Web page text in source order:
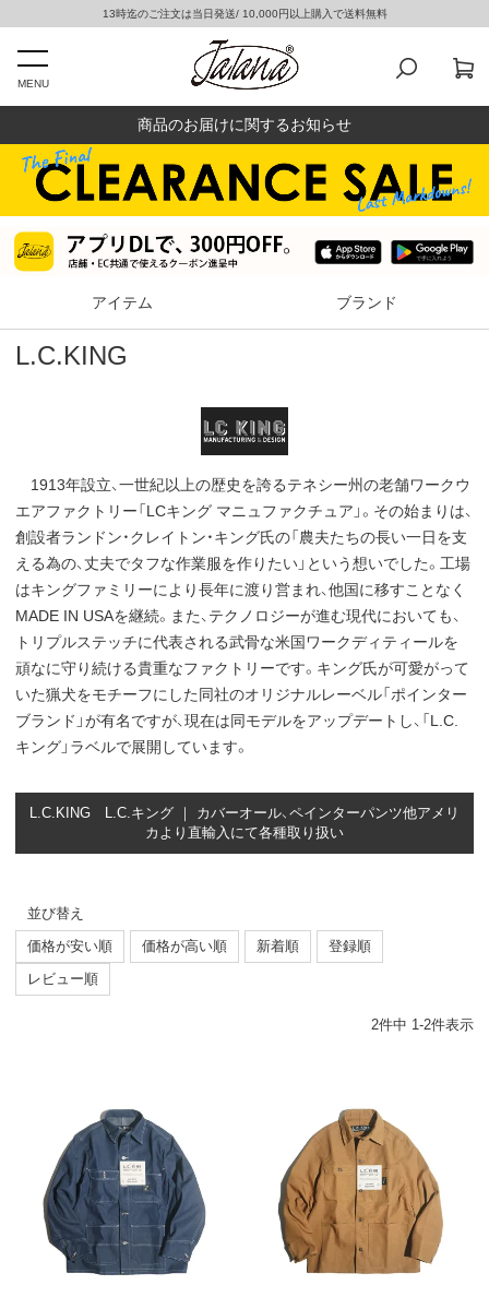
13時迄のご注文は当日発送/ 10,000円以上購入で送料無料
MENU
商品のお届けに関するお知らせ
アイテム ブランド
L.C.KING
1913年設立、一世紀以上の歴史を誇るテネシー州の老舗ワークウ
エアファクトリー「LCキング マニュファクチュア」。その始まりは、
創設者ランドン・クレイトン・キング氏の「農夫たちの長い一日を支
える為の、丈夫でタフな作業服を作りたい」という想いでした。工場
はキングファミリーにより長年に渡り営まれ、他国に移すことなく
MADE IN USAを継続。また、テクノロジーが進む現代においても、
トリプルステッチに代表される武骨な米国ワークディティールを
頑なに守り続ける貴重なファクトリーです。キング氏が可愛がって
いた猟犬をモチーフにした同社のオリジナルレーベル「ポインター
ブランド」が有名ですが、現在は同モデルをアップデートし、「L.C.
キング」ラベルで展開しています。
L.C.KING L.C.キング ｜ カバーオール、ペインターパンツ他アメリ
カより直輸入にて各種取り扱い
並び替え
価格が安い順
価格が高い順 新着順
登録順
レビュー順
2件中 1-2件表示